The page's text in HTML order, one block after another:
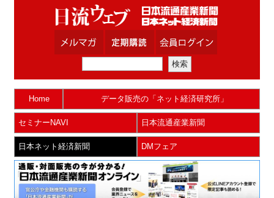
Home データ販売の「ネット経済研究所」
セミナーNAVI 日本流通産業新聞
日本ネット経済新聞 DMフェア